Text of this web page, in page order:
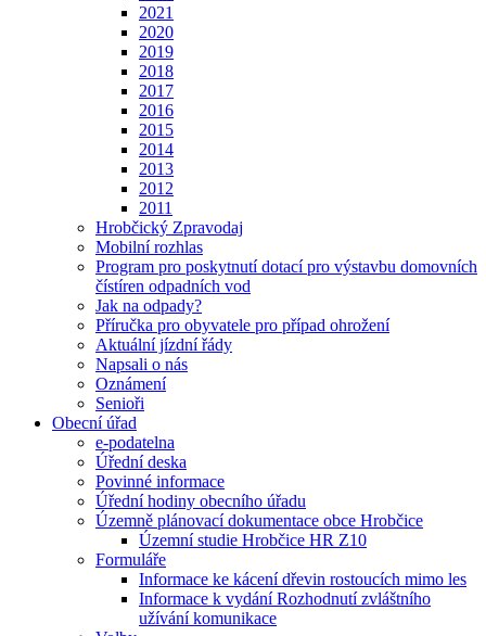
2021
2020
2019
2018
2017
2016
2015
2014
2013
2012
2011
Hrobčický Zpravodaj
Mobilní rozhlas
Program pro poskytnutí dotací pro výstavbu domovních
čístíren odpadních vod
Jak na odpady?
Příručka pro obyvatele pro případ ohrožení
Aktuální jízdní řády
Napsali o nás
Oznámení
Senioři
Obecní úřad
e-podatelna
Úřední deska
Povinné informace
Úřední hodiny obecního úřadu
Územně plánovací dokumentace obce Hrobčice
Územní studie Hrobčice HR Z10
Formuláře
Informace ke kácení dřevin rostoucích mimo les
Informace k vydání Rozhodnutí zvláštního
užívání komunikace